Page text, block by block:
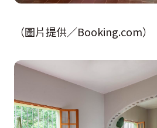
（圖片提供／Booking.com）